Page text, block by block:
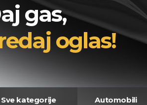
gas,
oglas!
Sve kategorije Automobili